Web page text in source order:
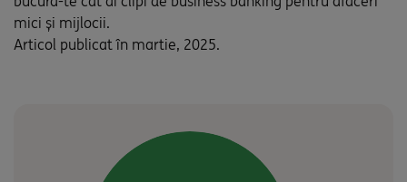
mici și mijlocii.
Articol publicat în martie, 2025.